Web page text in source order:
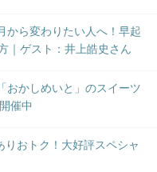
から変わりたい人へ！早起
｜ゲスト：井上皓史さん
おかしめいと」のスイーツ
催中
りおトク！大好評スペシャ